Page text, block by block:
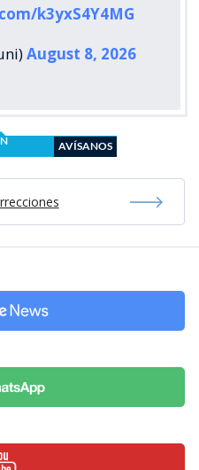
k3yxS4Y4MG
August 8, 2026
AVÍSANOS